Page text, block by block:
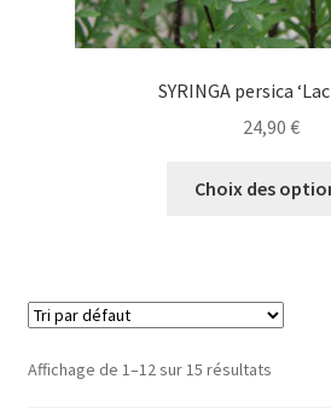
SYRINGA persica
24,90 €
Choix des
Affichage de 1–12 sur 15 résultats